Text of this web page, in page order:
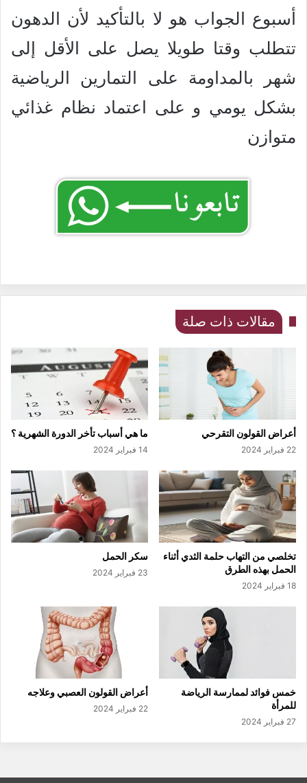
أسبوع الجواب هو لا بالتأكيد لأن الدهون
تتطلب وقتا طويلا يصل على الأقل إلى
شهر بالمداومة على التمارين الرياضية
بشكل يومي و على اعتماد نظام غذائي
متوازن
مقالات ذات صلة
أعراض القولون التقرحي
22 فبراير 2024
ما هي أسباب تأخر الدورة الشهرية ؟
14 فبراير 2024
تخلصي من التهاب حلمة الثدي أثناء
الحمل بهذه الطرق
18 فبراير 2024
سكر الحمل
23 فبراير 2024
خمس فوائد لممارسة الرياضة
للمرأة
27 فبراير 2024
أعراض القولون العصبي وعلاجه
22 فبراير 2024